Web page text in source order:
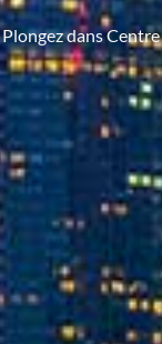
Plongez dans